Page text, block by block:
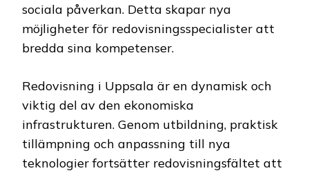
sociala påverkan. Detta skapar nya
möjligheter för redovisningsspecialister att
bredda sina kompetenser.
Redovisning i Uppsala är en dynamisk och
viktig del av den ekonomiska
infrastrukturen. Genom utbildning, praktisk
tillämpning och anpassning till nya
teknologier fortsätter redovisningsfältet att